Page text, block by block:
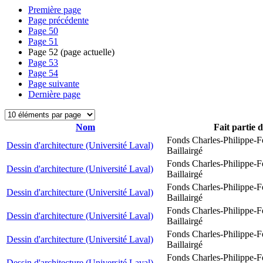
Première page
Page précédente
Page 50
Page 51
Page 52 (page actuelle)
Page 53
Page 54
Page suivante
Dernière page
Nom
Fait partie
Dessin d'architecture (Université Laval)
Fonds Charles-Philippe-
Baillairgé
Dessin d'architecture (Université Laval)
Fonds Charles-Philippe-
Baillairgé
Dessin d'architecture (Université Laval)
Fonds Charles-Philippe-
Baillairgé
Dessin d'architecture (Université Laval)
Fonds Charles-Philippe-
Baillairgé
Dessin d'architecture (Université Laval)
Fonds Charles-Philippe-
Baillairgé
Fonds Charles-Philippe-